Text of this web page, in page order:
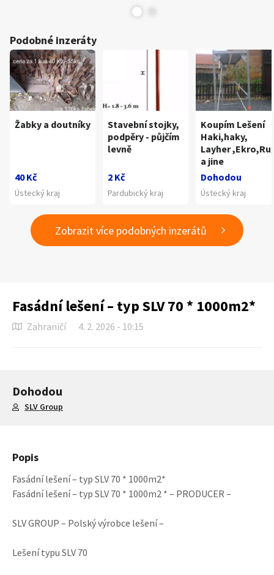
Podobné inzeráty
Žabky a doutníky
40 Kč
Ústecký kraj
Stavební stojky,
podpěry - půjčím
levně
2 Kč
Pardubický kraj
Koupím Lešení
Haki,haky,
Layher
a jine
Dohodou
Ústecký kraj
Zobrazit více podobných inzerátů
Fasádní lešení – typ SLV 70 * 1000m2*
Zahraničí 4. 2. 2026 - 10:15
Dohodou
SLV Group
Popis
Fasádní lešení – typ SLV 70 * 1000m2*
Fasádní lešení – typ SLV 70 * 1000m2 * – PRODUCER –
SLV GROUP – Polský výrobce lešení –
Lešení typu SLV 70